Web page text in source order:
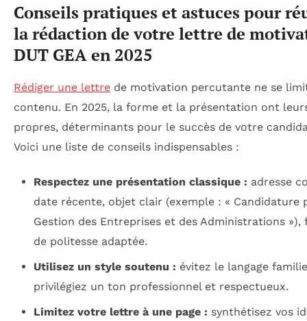
Conseils pratiques et astuces pour
la rédaction de votre lettre de
DUT GEA en 2025
Rédiger une lettre de motivation percutante ne se
contenu. En 2025, la forme et la présentation ont
propres, déterminants pour le succès de votre
Voici une liste de conseils indispensables :
Respectez une présentation classique : adresse
date récente, objet clair (exemple : « Candidature
Gestion des Entreprises et des Administrations »),
de politesse adaptée.
Utilisez un style soutenu : évitez le langage
privilégiez un ton professionnel et respectueux.
Limitez votre lettre à une page : synthétisez vos